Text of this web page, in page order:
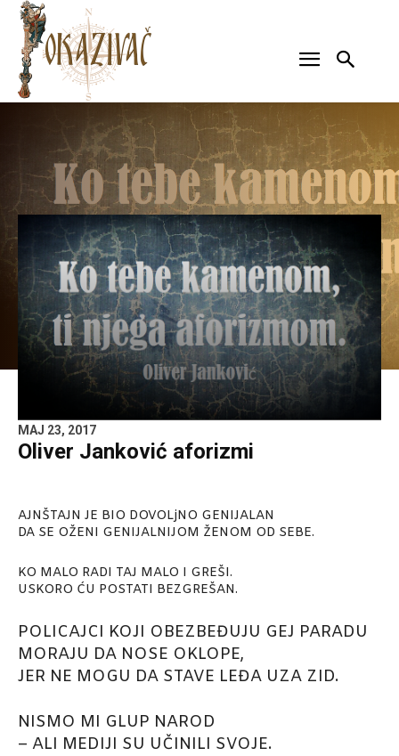
MAJ 23, 2017
Oliver Janković aforizmi
AJNŠTAJN JE BIO DOVOLjNO GENIJALAN
DA SE OŽENI GENIJALNIJOM ŽENOM OD SEBE.
KO MALO RADI TAJ MALO I GREŠI.
USKORO ĆU POSTATI BEZGREŠAN.
POLICAJCI KOJI OBEZBEĐUJU GEJ PARADU
MORAJU DA NOSE OKLOPE,
JER NE MOGU DA STAVE LEĐA UZA ZID.
NISMO MI GLUP NAROD
– ALI MEDIJI SU UČINILI SVOJE.